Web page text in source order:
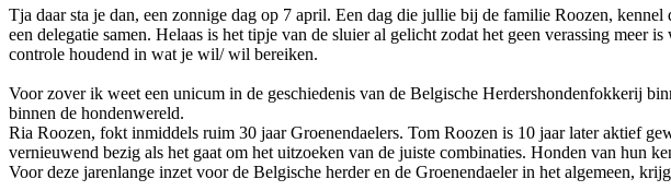
Tja daar sta je dan, een zonnige dag op 7 april. Een dag die jullie bij de familie Roozen,
een delegatie samen. Helaas is het tipje van de sluier al gelicht zodat het geen verassing
controle houdend in wat je wil/ wil bereiken.
Voor zover ik weet een unicum in de geschiedenis van de Belgische Herdershondenfokkerij
binnen de hondenwereld.
Ria Roozen, fokt inmiddels ruim 30 jaar Groenendaelers. Tom Roozen is 10 jaar later aktief
vernieuwend bezig als het gaat om het uitzoeken van de juiste combinaties. Honden van hun
Voor deze jarenlange inzet voor de Belgische herder en de Groenendaeler in het algemeen,